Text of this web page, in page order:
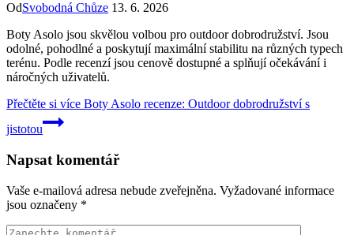
OdSvobodná Chůze 13. 6. 2026
Boty Asolo jsou skvělou volbou pro outdoor dobrodružství. Jsou
odolné, pohodlné a poskytují maximální stabilitu na různých typech
terénu. Podle recenzí jsou cenově dostupné a splňují očekávání i
náročných uživatelů.
Přečtěte si více Boty Asolo recenze: Outdoor dobrodružství s
jistotou
Napsat komentář
Vaše e-mailová adresa nebude zveřejněna. Vyžadované informace
jsou označeny *